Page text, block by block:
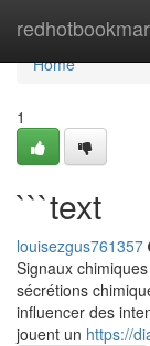
Home
Home
1
```text
louisezgus761357
Signaux
sécrétions
influencer des
jouent un https://